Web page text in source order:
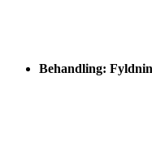
Behandling: